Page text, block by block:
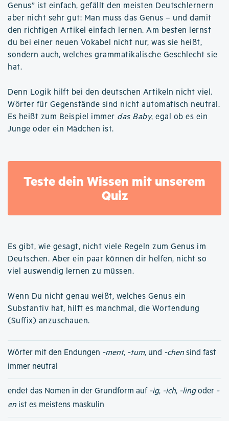
Genus” ist einfach, gefällt den meisten Deutschlernern
aber nicht sehr gut: Man muss das Genus – und damit
den richtigen Artikel einfach lernen. Am besten lernst
du bei einer neuen Vokabel nicht nur, was sie heißt,
sondern auch, welches grammatikalische Geschlecht sie
hat.
Denn Logik hilft bei den deutschen Artikeln nicht viel.
Wörter für Gegenstände sind nicht automatisch neutral.
Es heißt zum Beispiel immer das Baby, egal ob es ein
Junge oder ein Mädchen ist.
Teste dein Wissen mit unserem
Quiz
Es gibt, wie gesagt, nicht viele Regeln zum Genus im
Deutschen. Aber ein paar können dir helfen, nicht so
viel auswendig lernen zu müssen.
Wenn Du nicht genau weißt, welches Genus ein
Substantiv hat, hilft es manchmal, die Wortendung
(Suffix) anzuschauen.
Wörter mit den Endungen -ment, -tum, und -chen sind fast
immer neutral
endet das Nomen in der Grundform auf -ig, -ich, -lingoder -
en ist es meistens maskulin